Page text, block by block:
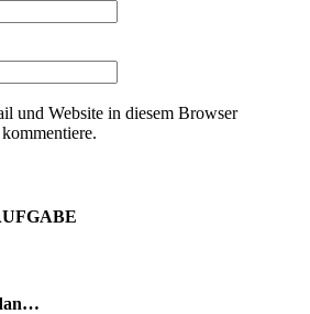
und Website in diesem Browser